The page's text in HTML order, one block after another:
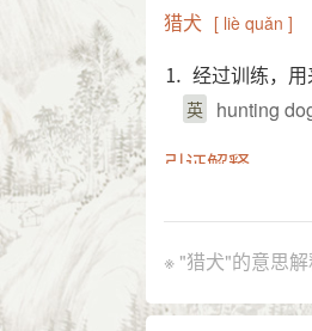
猎犬 [ liè quǎn ]
⒈ 经过训练，用
英 hunting
引证解释
⒈ 猎狗。参见“
引 《文子·上
唐 王维 《
《说岳全
※ "猎犬"的意思